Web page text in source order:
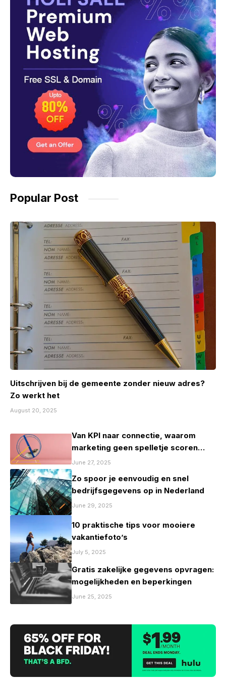
Popular Post
Uitschrijven bij de gemeente zonder nieuw adres?
Zo werkt het
August 20, 2025
Van KPI naar connectie, waarom
marketing geen spelletje scoren
mag zijn
June 27, 2025
Zo spoor je eenvoudig en snel
bedrijfsgegevens op in Nederland
June 29, 2025
10 praktische tips voor mooiere
vakantiefoto’s
July 5, 2025
Gratis zakelijke gegevens opvragen:
mogelijkheden en beperkingen
June 25, 2025